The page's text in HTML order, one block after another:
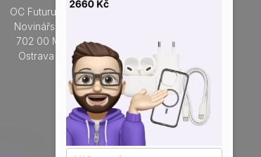
OC Futurum Ostrava
Novinářská 3178/6
702 00 Moravská
Ostrava a Přívoz
Do prodejny